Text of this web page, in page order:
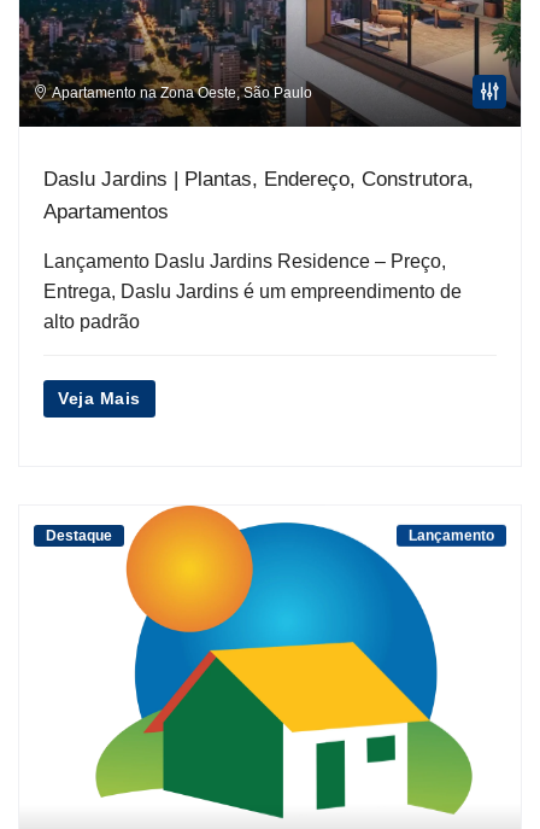
Apartamento na Zona Oeste,São Paulo
Daslu Jardins | Plantas, Endereço, Construtora,
Apartamentos
Lançamento Daslu Jardins Residence – Preço,
Entrega, Daslu Jardins é um empreendimento de
alto padrão
Veja Mais
Destaque Lançamento